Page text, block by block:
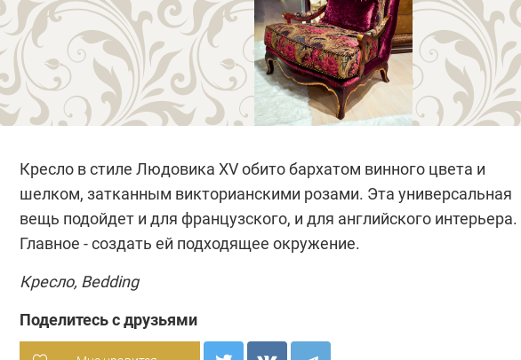
Кресло в стиле Людовика XVобито бархатом винного цвета и
шелком, затканным викторианскими розами. Эта универсальная
вещь подойдет и для французского, и для английского интерьера.
Главное - создать ей подходящее окружение.
Кресло, Bedding
Поделитесь с друзьями